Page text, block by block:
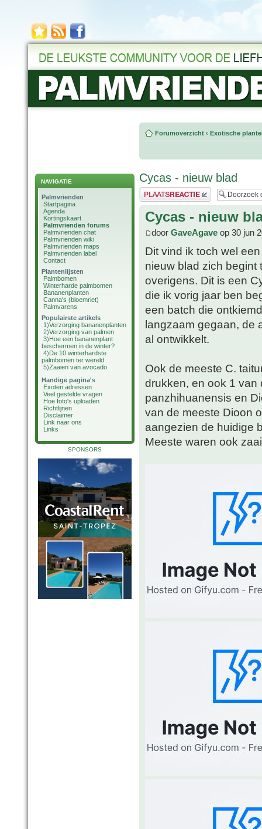
NAVIGATIE
Palmvrienden
Startpagina
Agenda
Kortingskaart
Palmvrienden forums
Palmvrienden chat
Palmvrienden wiki
Palmvrienden maps
Palmvrienden label
Contact
Plantenlijsten
Palmbomen
Winterharde palmbomen
Bananenplanten
Canna's (bloemriet)
Palmvarens
Populairste artikels
1)Verzorging bananenplanten
2)Verzorging van palmen
3)Hoe een bananenplant
beschermen in de winter?
4)De 10 winterhardste
palmbomen ter wereld
5)Zaaien van avocado
Handige pagina's
Exoten adressen
Veel gestelde vragen
Hoe foto's uploaden
Richtlijnen
Disclaimer
Link naar ons
Links
SPONSORS
Forumoverzicht ‹ Exotische
Cycas - nieuw blad
Plaats een reactie
Cycas - nieuw
door GaveAgave op 30 jun
Dit vind ik toch wel
nieuw blad zich begint
overigens. Dit is een
die ik vorig jaar ben
een batch die
langzaam gegaan, de
al ontwikkelt.
Ook de meeste C.
drukken, en ook 1 van
panzhihuanensis en
van de meeste Dioon
aangezien de huidige
Meeste waren ook